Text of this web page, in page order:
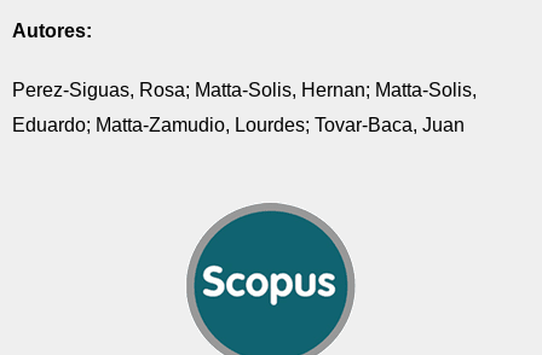
Autores:
Perez-Siguas, Rosa; Matta-Solis, Hernan; Matta-Solis,
Eduardo; Matta-Zamudio, Lourdes; Tovar-Baca, Juan